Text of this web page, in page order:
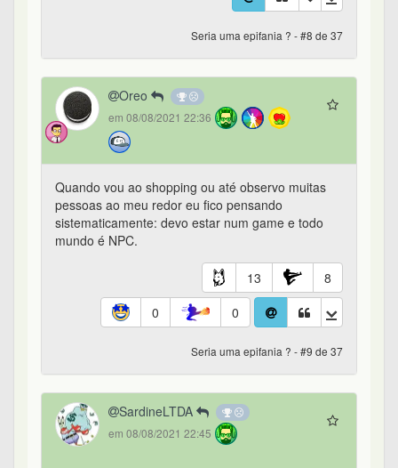
Seria uma epifania ? - #8 de 37
Oreo
em 08/08/2021 22:36
Quando vou ao shopping ou até observo muitas
pessoas ao meu redor eu fico pensando
sistematicamente: devo estar num game e todo
mundo é NPC.
13
8
0
0
Seria uma epifania ? - #9 de 37
SardineLTDA
em 08/08/2021 22:45